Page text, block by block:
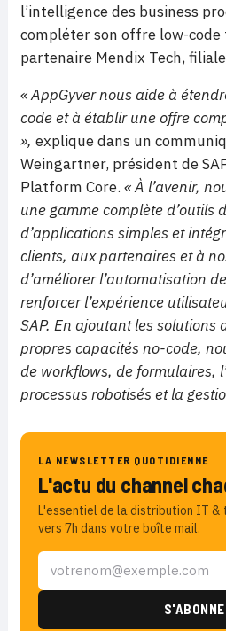
l’intelligence des business
compléter son offre low-
partenaire Mendix Tech,
« AppGyver nous aide à
code et à établir une offre
», explique dans un
Weingartner, président de
Platform Core. « À l’avenir,
une gamme complète d’outils
d’applications simples et
clients, aux partenaires et à
d’améliorer l’automatisation
renforcer l’expérience
SAP. En ajoutant les solutions
propres capacités no-code,
de workflows, de formulaires,
processus robotisés et la
LA NEWSLETTER QUOTIDIENNE
L'actu du channel
L'essentiel de la distribution IT &
vers 7h dans votre boîte mail.